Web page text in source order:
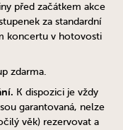
před začátkem akce
za standardní
koncertu v hotovosti
zdarma.
K dispozici je vždy
garantovaná, nelze
věk) rezervovat a